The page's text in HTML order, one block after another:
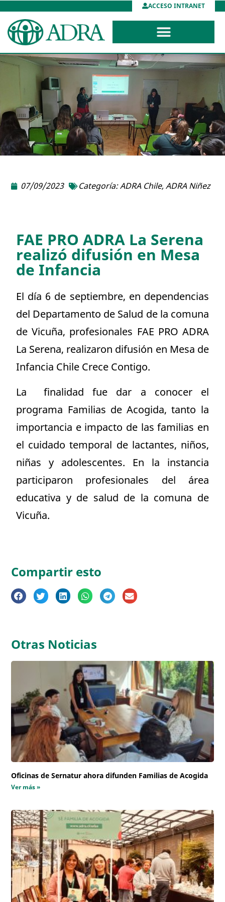
ACCESO INTRANET
07/09/2023 Categoría:ADRA Chile,ADRA Niñez
FAE PRO ADRA La Serena
realizó difusión en Mesa
de Infancia
El día 6 de septiembre, en dependencias
del Departamento de Salud de la comuna
de Vicuña, profesionales FAE PRO ADRA
La Serena, realizaron difusión en Mesa de
Infancia Chile Crece Contigo.
La finalidad fue dar a conocer el
programa Familias de Acogida, tanto la
importancia e impacto de las familias en
el cuidado temporal de lactantes, niños,
niñas y adolescentes. En la instancia
participaron profesionales del área
educativa y de salud de la comuna de
Vicuña.
Compartir esto
Otras Noticias
Oficinas de Sernatur ahora difunden Familias de Acogida
Ver más »